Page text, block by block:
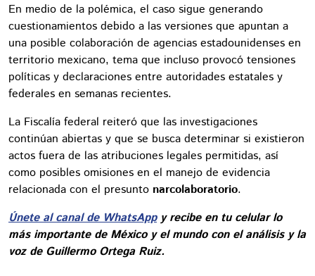
En medio de la polémica, el caso sigue generando
cuestionamientos debido a las versiones que apuntan a
una posible colaboración de agencias estadounidenses en
territorio mexicano, tema que incluso provocó tensiones
políticas y declaraciones entre autoridades estatales y
federales en semanas recientes.
La Fiscalía federal reiteró que las investigaciones
continúan abiertas y que se busca determinar si existieron
actos fuera de las atribuciones legales permitidas, así
como posibles omisiones en el manejo de evidencia
relacionada con el presunto narcolaboratorio.
Únete al canal de WhatsAppy recibe en tu celular lo
más importante de México y el mundo con el análisis y la
voz de Guillermo Ortega Ruiz.